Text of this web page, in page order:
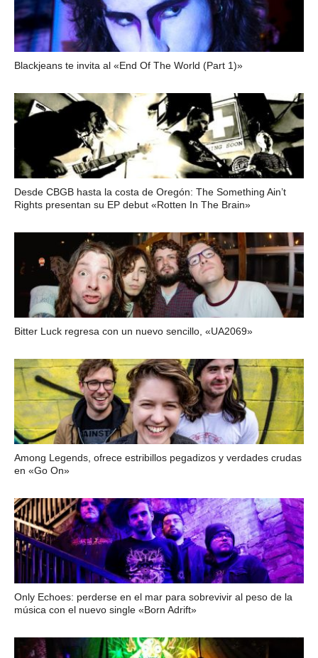
Blackjeans te invita al «End Of The World (Part 1)»
Desde CBGB hasta la costa de Oregón: The Something Ain’t
Rights presentan su EP debut «Rotten In The Brain»
Bitter Luck regresa con un nuevo sencillo, «UA2069»
Among Legends, ofrece estribillos pegadizos y verdades crudas
en «Go On»
Only Echoes: perderse en el mar para sobrevivir al peso de la
música con el nuevo single «Born Adrift»